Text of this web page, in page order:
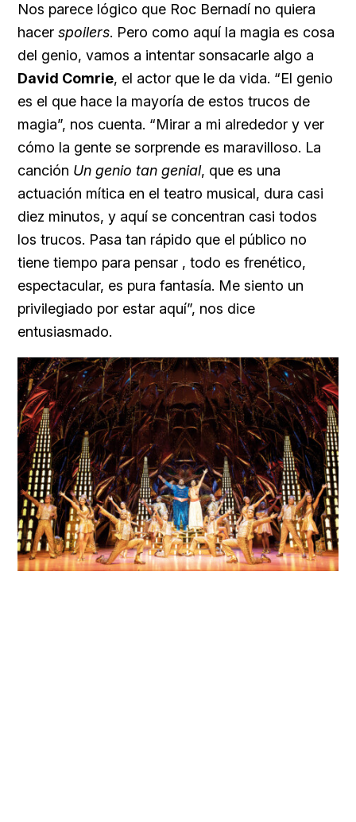
Nos parece lógico que Roc Bernadí no quiera
hacer spoilers. Pero como aquí la magia es cosa
del genio, vamos a intentar sonsacarle algo a
David Comrie, el actor que le da vida. “El genio
es el que hace la mayoría de estos trucos de
magia”, nos cuenta. “Mirar a mi alrededor y ver
cómo la gente se sorprende es maravilloso. La
canción Un genio tan genial, que es una
actuación mítica en el teatro musical, dura casi
diez minutos, y aquí se concentran casi todos
los trucos. Pasa tan rápido que el público no
tiene tiempo para pensar , todo es frenético,
espectacular, es pura fantasía. Me siento un
privilegiado por estar aquí”, nos dice
entusiasmado.